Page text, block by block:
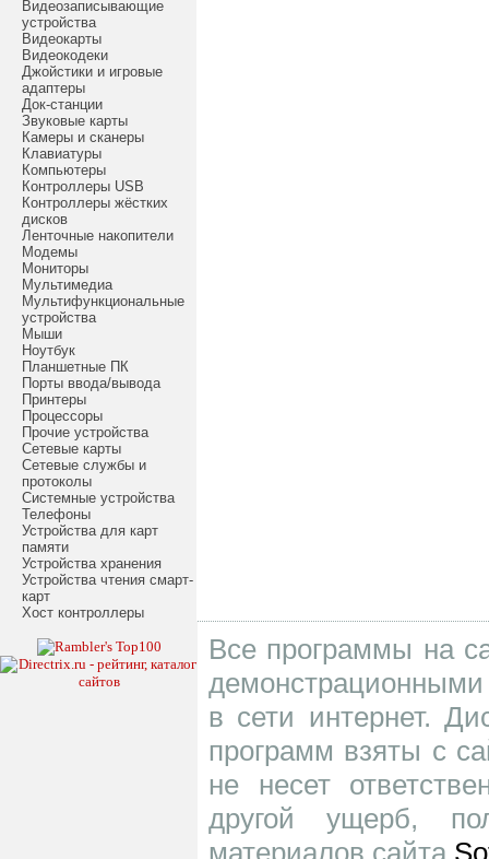
Видеозаписывающие
устройства
Видеокарты
Видеокодеки
Джойстики и игровые
адаптеры
Док-станции
Звуковые карты
Камеры и сканеры
Клавиатуры
Компьютеры
Контроллеры USB
Контроллеры жёстких
дисков
Ленточные накопители
Модемы
Мониторы
Мультимедиа
Мультифункциональные
устройства
Мыши
Ноутбук
Планшетные ПК
Порты ввода/вывода
Принтеры
Процессоры
Прочие устройства
Сетевые карты
Сетевые службы и
протоколы
Системные устройства
Телефоны
Устройства для карт
памяти
Устройства хранения
Устройства чтения смарт-
карт
Хост контроллеры
Все программы на
в сети интернет.
программ взяты с
не несет
другой ущерб,
материалов сайта